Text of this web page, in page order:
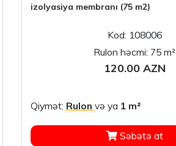
izolyasiya membranı (75 m2)
Kod: 108006
Rulon həcmi: 75 m²
120.00 AZN
Qiymət: Rulon və ya 1 m²
Səbətə at